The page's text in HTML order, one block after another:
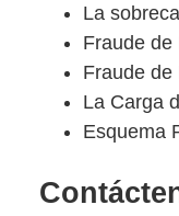
La
Fraude de
Fraude de
La Carga
Esquema